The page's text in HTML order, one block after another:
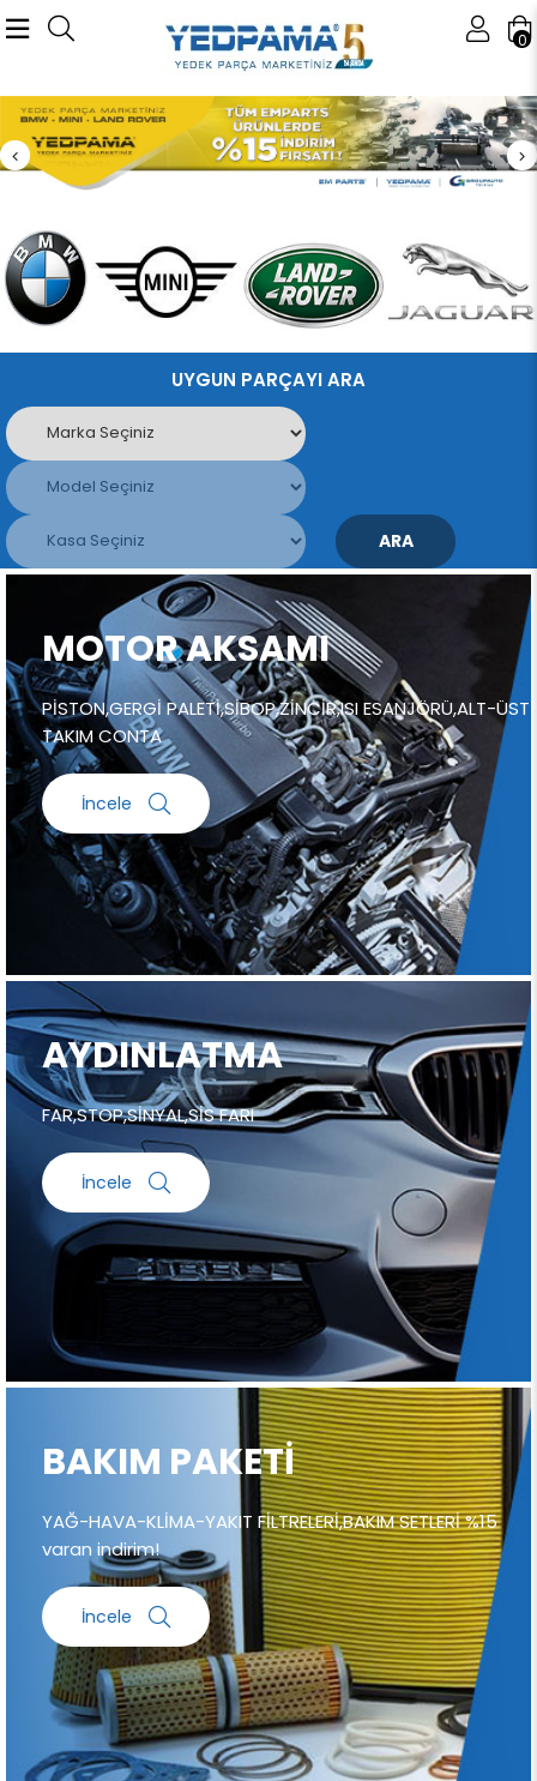
0
UYGUN PARÇAYI ARA
ARA
MOTOR AKSAMI
PİSTON,GERGİ PALETİ,SİBOP,ZİNCİR,ISI ESANJÖRÜ,ALT-ÜST
TAKIM CONTA
İncele
AYDINLATMA
FAR,STOP,SİNYAL,SİS FARI
İncele
BAKIM PAKETİ
YAĞ-HAVA-KLİMA-YAKIT FİLTRELERİ,BAKIM SETLERİ %15
varan indirim!
İncele